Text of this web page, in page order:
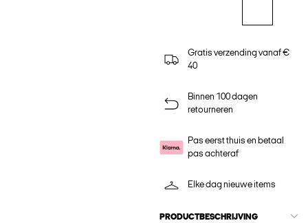
Gratis verzending vanaf €
40
Binnen 100 dagen
retourneren
Pas eerst thuis en betaal
pas achteraf
Elke dag nieuwe items
PRODUCTBESCHRIJVING